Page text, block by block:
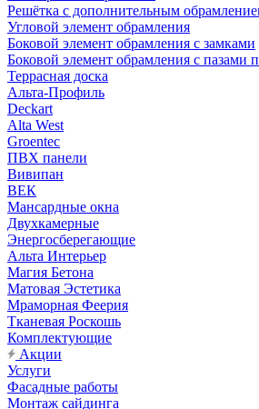
Решётка с дополнительным
Угловой элемент обрамления
Боковой элемент обрамления с замками
Боковой элемент обрамления с пазами
Террасная доска
Альта-Профиль
Deckart
Alta West
Groentec
ПВХ панели
Вивипан
ВЕК
Мансардные окна
Двухкамерные
Энергосберегающие
Альта Интерьер
Магия Бетона
Матовая Эстетика
Мраморная Феерия
Тканевая Роскошь
Комплектующие
Акции
Услуги
Фасадные работы
Монтаж сайдинга